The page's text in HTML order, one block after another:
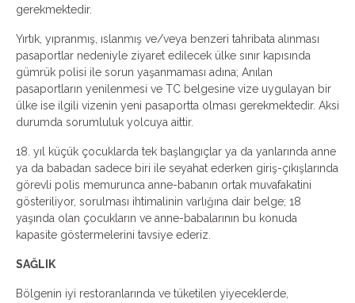
gerekmektedir.
Yırtık, yıpranmış, ıslanmış ve/veya benzeri tahribata alınması
pasaportlar nedeniyle ziyaret edilecek ülke sınır kapısında
gümrük polisi ile sorun yaşanmaması adına; Anılan
pasaportların yenilenmesi ve TC belgesine vize uygulayan bir
ülke ise ilgili vizenin yeni pasaportta olması gerekmektedir. Aksi
durumda sorumluluk yolcuya aittir.
18. yıl küçük çocuklarda tek başlangıçlar ya da yanlarında anne
ya da babadan sadece biri ile seyahat ederken giriş-çıkışlarında
görevli polis memurunca anne-babanın ortak muvafakatini
gösteriliyor, sorulması ihtimalinin varlığına dair belge; 18
yaşında olan çocukların ve anne-babalarının bu konuda
kapasite göstermelerini tavsiye ederiz.
SAĞLIK
Bölgenin iyi restoranlarında ve tüketilen yiyeceklerde,